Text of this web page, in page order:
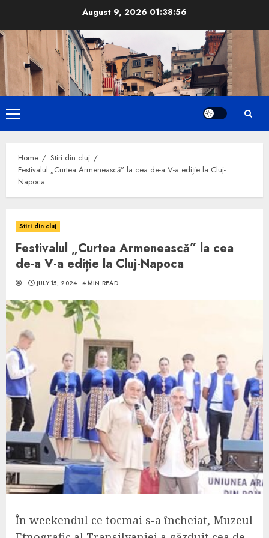
content
August 9, 2026 01:38:57
Primary
Menu
Home
Stiri din cluj
Festivalul „Curtea Armenească” la cea de-a V-a ediție la Cluj-
Napoca
Stiri din cluj
Festivalul „Curtea Armenească” la cea
de-a V-a ediție la Cluj-Napoca
JULY 15, 2024 4 MIN READ
În weekendul ce tocmai s-a încheiat, Muzeul